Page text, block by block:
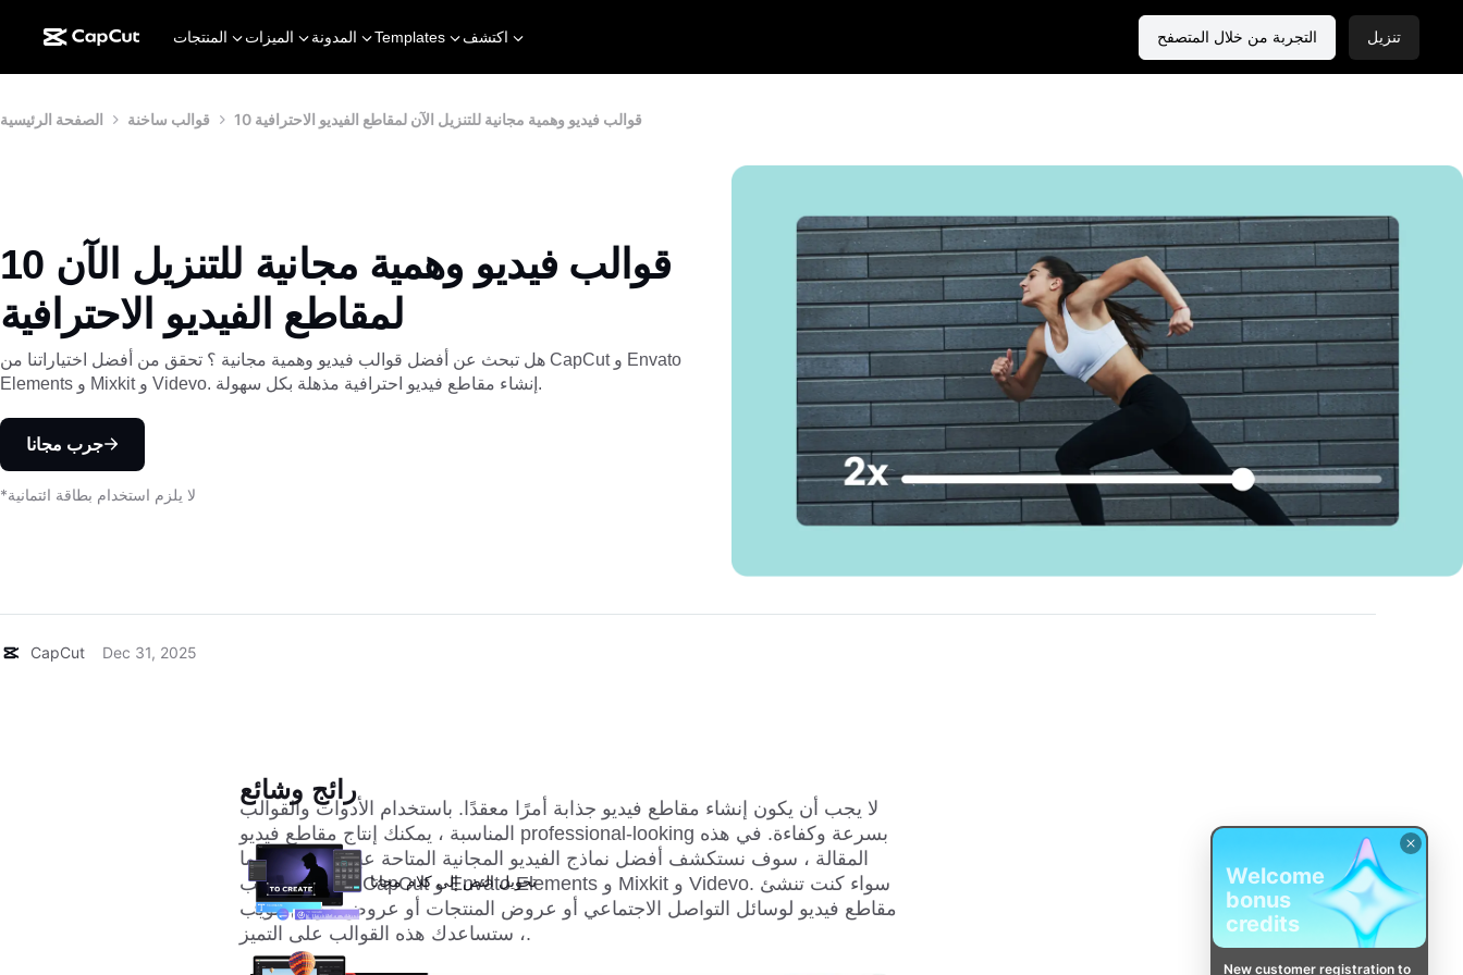
المنتجات الميزات المدونة Templates اكتشف التجربة من خلال المتصفح تنزيل
الصفحة الرئيسية قوالب ساخنة 10 قوالب فيديو وهمية مجانية للتنزيل الآن لمقاطع الفيديو الاحترافية
10 قوالب فيديو وهمية مجانية للتنزيل الآن
لمقاطع الفيديو الاحترافية
هل تبحث عن أفضل قوالب فيديو وهمية مجانية ؟ تحقق من أفضل اختياراتنا من CapCut و Envato
Elements و Mixkit و Videvo. إنشاء مقاطع فيديو احترافية مذهلة بكل سهولة.
جرب مجانا
*لا يلزم استخدام بطاقة ائتمانية
CapCut Dec 31, 2025
10 قوالب فيديو وهمية مجانية للتنزيل الآن لمقاطع الفيديو الاحترافية
لا يجب أن يكون إنشاء مقاطع فيديو جذابة أمرًا معقدًا. باستخدام الأدوات والقوالب
المناسبة ، يمكنك إنتاج مقاطع فيديو professional-looking بسرعة وكفاءة. في هذه
المقالة ، سوف نستكشف أفضل نماذج الفيديو المجانية المتاحة عبر الإنترنت ، بما
في ذلك قوالب CapCut و Envato Elements و Mixkit و Videvo. سواء كنت تنشئ
مقاطع فيديو لوسائل التواصل الاجتماعي أو عروض المنتجات أو عروض مواقع الويب
، ستساعدك هذه القوالب على التميز.
رائج وشائع
تحويل النص إلى كلام مجانا
Welcome
bonus
credits
New customer registration to